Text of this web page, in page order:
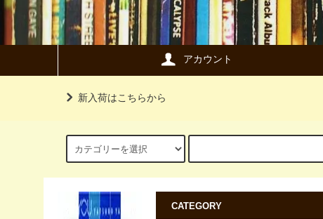
アカウント
新入荷はこちらから
CATEGORY